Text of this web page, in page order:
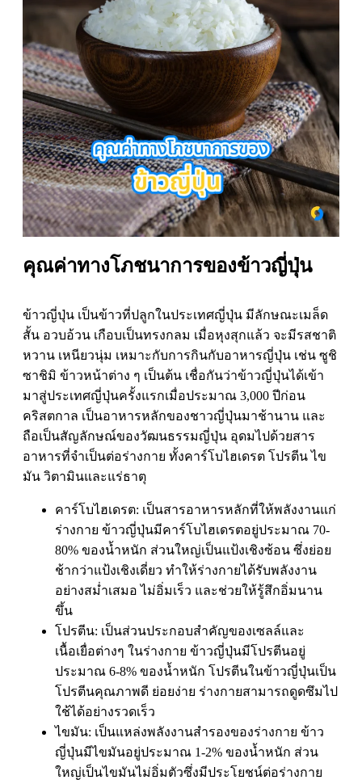
คุณค่าทางโภชนาการของข้าวญี่ปุ่น
ข้าวญี่ปุ่น เป็นข้าวที่ปลูกในประเทศญี่ปุ่น มีลักษณะเมล็ด
สั้น อวบอ้วน เกือบเป็นทรงกลม เมื่อหุงสุกแล้ว จะมีรสชาติ
หวาน เหนียวนุ่ม เหมาะกับการกินกับอาหารญี่ปุ่น เช่น ซูชิ
ซาชิมิ ข้าวหน้าต่าง ๆ เป็นต้น เชื่อกันว่าข้าวญี่ปุ่นได้เข้า
มาสู่ประเทศญี่ปุ่นครั้งแรกเมื่อประมาณ 3,000 ปีก่อน
คริสตกาล เป็นอาหารหลักของชาวญี่ปุ่นมาช้านาน และ
ถือเป็นสัญลักษณ์ของวัฒนธรรมญี่ปุ่น อุดมไปด้วยสาร
อาหารที่จำเป็นต่อร่างกาย ทั้งคาร์โบไฮเดรต โปรตีน ไข
มัน วิตามินและแร่ธาตุ
คาร์โบไฮเดรต: เป็นสารอาหารหลักที่ให้พลังงานแก่
ร่างกาย ข้าวญี่ปุ่นมีคาร์โบไฮเดรตอยู่ประมาณ 70-
80% ของน้ำหนัก ส่วนใหญ่เป็นแป้งเชิงซ้อน ซึ่งย่อย
ช้ากว่าแป้งเชิงเดี่ยว ทำให้ร่างกายได้รับพลังงาน
อย่างสม่ำเสมอ ไม่อิ่มเร็ว และช่วยให้รู้สึกอิ่มนาน
ขึ้น
โปรตีน: เป็นส่วนประกอบสำคัญของเซลล์และ
เนื้อเยื่อต่างๆ ในร่างกาย ข้าวญี่ปุ่นมีโปรตีนอยู่
ประมาณ 6-8% ของน้ำหนัก โปรตีนในข้าวญี่ปุ่นเป็น
โปรตีนคุณภาพดี ย่อยง่าย ร่างกายสามารถดูดซึมไป
ใช้ได้อย่างรวดเร็ว
ไขมัน: เป็นแหล่งพลังงานสำรองของร่างกาย ข้าว
ญี่ปุ่นมีไขมันอยู่ประมาณ 1-2% ของน้ำหนัก ส่วน
ใหญ่เป็นไขมันไม่อิ่มตัวซึ่งมีประโยชน์ต่อร่างกาย